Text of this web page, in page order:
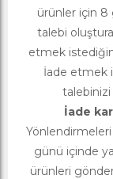
ürünler için 8
talebi
etmek
İade etmek
İade
günü içinde
ürünleri